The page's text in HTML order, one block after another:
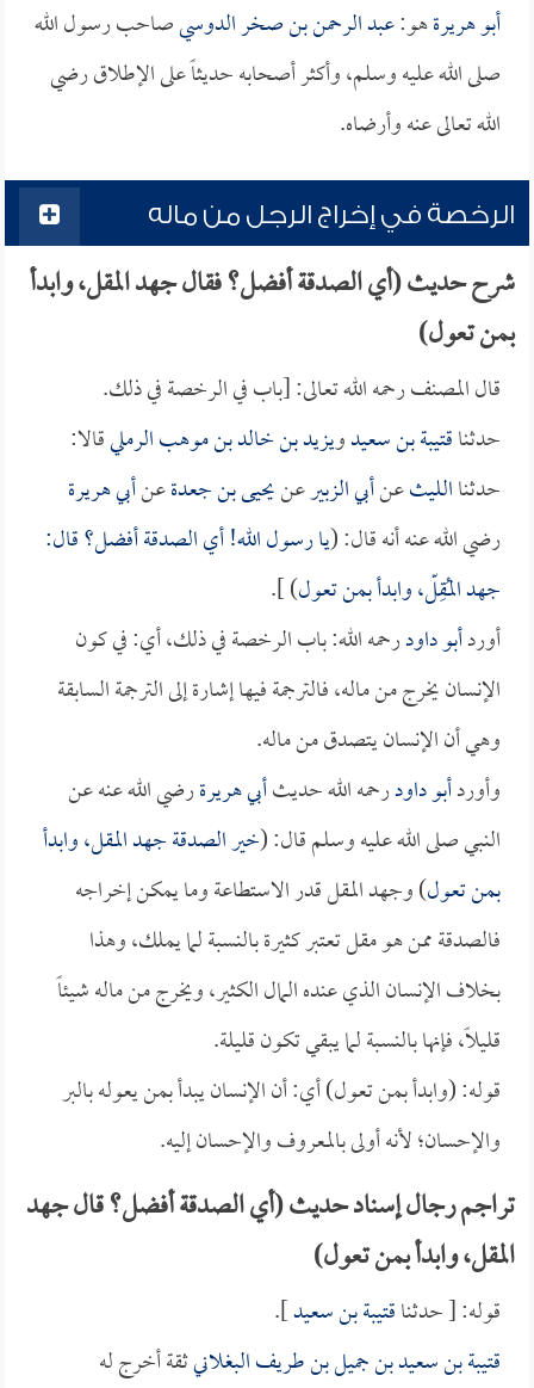
أبو هريرةهو:عبد الرحمن بن صخر الدوسيصاحب رسول الله
صلى الله عليه وسلم، وأكثر أصحابه حديثاً على الإطلاق رضي
الله تعالى عنه وأرضاه.
الرخصة في إخراج الرجل من ماله
شرح حديث (أي الصدقة أفضل؟ فقال جهد المقل، وابدأ
بمن تعول)
قال المصنف رحمه الله تعالى: [باب في الرخصة في ذلك.
حدثناقتيبة بن سعيدويزيد بن خالد بن موهب الرمليقالا:
حدثناالليثعنأبي الزبيرعنيحيى بن جعدةعنأبي هريرة
رضي الله عنه أنه قال: (يا رسول الله! أي الصدقة أفضل؟ قال:
جهد المُقِلّ، وابدأ بمن تعول) ].
أوردأبو داودرحمه الله: باب الرخصة في ذلك، أي: في كون
الإنسان يخرج من ماله، فالترجمة فيها إشارة إلى الترجمة السابقة
وهي أن الإنسان يتصدق من ماله.
وأوردأبو داودرحمه الله حديثأبي هريرةرضي الله عنه عن
النبي صلى الله عليه وسلم قال: (خير الصدقة جهد المقل، وابدأ
بمن تعول) وجهد المقل قدر الاستطاعة وما يمكن إخراجه
فالصدقة ممن هو مقل تعتبر كثيرة بالنسبة لما يملك، وهذا
بخلاف الإنسان الذي عنده المال الكثير، ويخرج من ماله شيئاً
قليلاً، فإنها بالنسبة لما يبقي تكون قليلة.
قوله: (وابدأ بمن تعول) أي: أن الإنسان يبدأ بمن يعوله بالبر
والإحسان؛ لأنه أولى بالمعروف والإحسان إليه.
تراجم رجال إسناد حديث (أي الصدقة أفضل؟ قال جهد
المقل، وابدأ بمن تعول)
قوله: [ حدثناقتيبة بن سعيد].
قتيبة بن سعيد بن جميل بن طريف البغلانيثقة أخرج له